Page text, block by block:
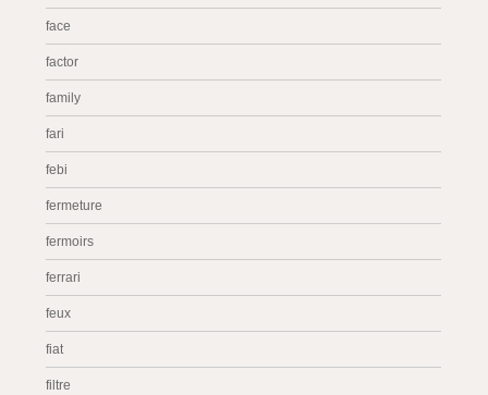
face
factor
family
fari
febi
fermeture
fermoirs
ferrari
feux
fiat
filtre